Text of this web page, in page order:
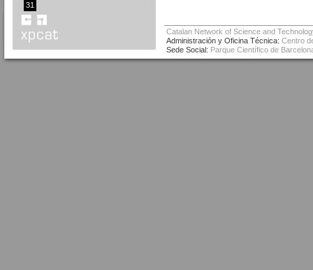
31
Catalan Network of Science and
Administración y Oficina Técnica: Centro
Sede Social: Parque Científico de